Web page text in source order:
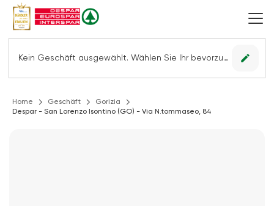
Kein Geschäft ausgewählt. Wählen Sie Ihr bevorzugtes Geschäft, um alle Angebote sehen zu können. edit
Home Geschäft
Gorizia
Despar - San Lorenzo Isontino (GO) - Via N.tommaseo, 84